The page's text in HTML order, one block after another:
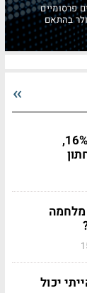
פרסומיים
בהתאם
ברקשייר: הרווח התפעולי +16%,
יכול